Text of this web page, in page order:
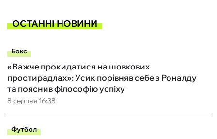
ОСТАННІ НОВИНИ
Бокс
8 серпня 16:38
«Важче прокидатися на шовкових
простирадлах»: Усик порівняв себе з Роналду
та пояснив філософію успіху
Футбол